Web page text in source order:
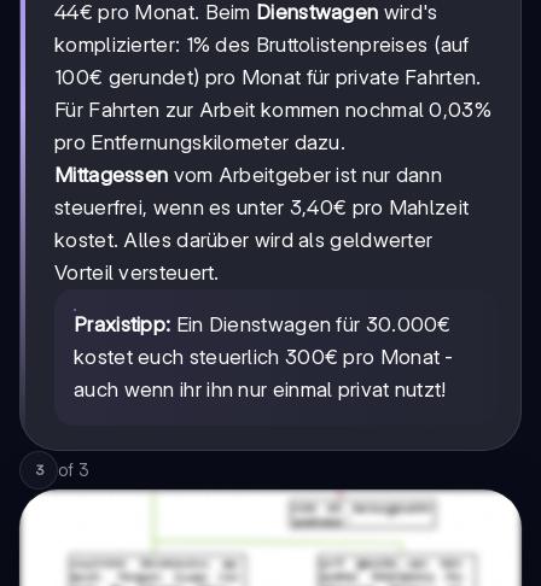
44€ pro Monat. Beim Dienstwagen wird's
komplizierter: 1% des Bruttolistenpreises (auf
100€ gerundet) pro Monat für private Fahrten.
Für Fahrten zur Arbeit kommen nochmal 0,03%
pro Entfernungskilometer dazu.
Mittagessen vom Arbeitgeber ist nur dann
steuerfrei, wenn es unter 3,40€ pro Mahlzeit
kostet. Alles darüber wird als geldwerter
Vorteil versteuert.
Praxistipp: Ein Dienstwagen für 30.000€
kostet euch steuerlich 300€ pro Monat -
auch wenn ihr ihn nur einmal privat nutzt!
3 of 3